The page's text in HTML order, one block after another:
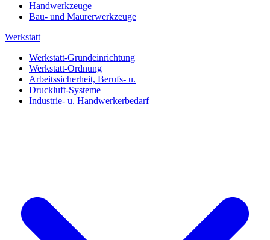
Handwerkzeuge
Bau- und Maurerwerkzeuge
Werkstatt
Werkstatt-Grundeinrichtung
Werkstatt-Ordnung
Arbeitssicherheit, Berufs- u.
Druckluft-Systeme
Industrie- u. Handwerkerbedarf